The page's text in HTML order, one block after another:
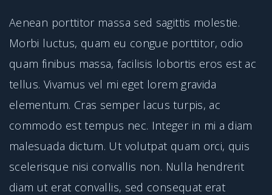
Aenean porttitor massa sed sagittis molestie.
Morbi luctus, quam eu congue porttitor, odio
quam finibus massa, facilisis lobortis eros est ac
tellus. Vivamus vel mi eget lorem gravida
elementum. Cras semper lacus turpis, ac
commodo est tempus nec. Integer in mi a diam
malesuada dictum. Ut volutpat quam orci, quis
scelerisque nisi convallis non. Nulla hendrerit
diam ut erat convallis, sed consequat erat